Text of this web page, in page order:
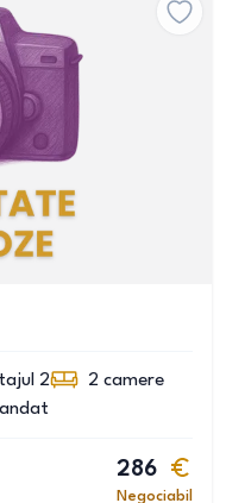
2 2 camere
286
Negociabil